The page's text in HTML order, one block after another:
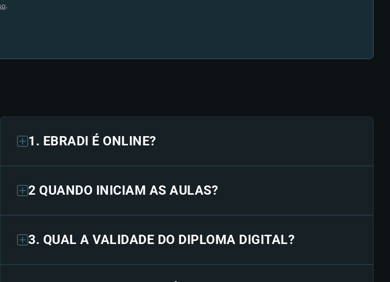
.
1. EBRADI É ONLINE?
2 QUANDO INICIAM AS AULAS?
3. QUAL A VALIDADE DO DIPLOMA DIGITAL?